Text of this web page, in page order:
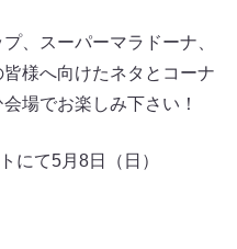
、スーパーマラドーナ、
様へ向けたネタとコーナ
場でお楽しみ下さい！
にて5月8日（日）